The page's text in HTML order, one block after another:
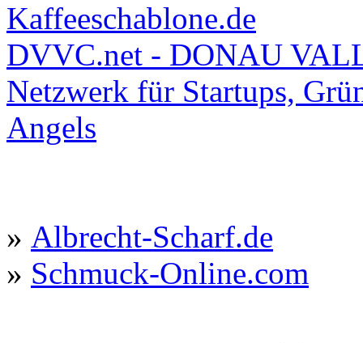
Kaffeeschablone.de
DVVC.net - DONAU
Netzwerk für Startups,
Angels
» Albrecht-Scharf.de
» Schmuck-Online.com